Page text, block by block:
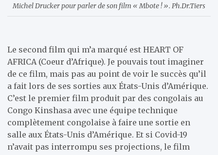
Michel Drucker pour parler de son film « Mbote ! ». Ph.Dr.Tiers
Le second film qui m’a marqué est HEART OF
AFRICA (Coeur d’Afrique). Je pouvais tout imaginer
de ce film, mais pas au point de voir le succès qu’il
a fait lors de ses sorties aux États-Unis d’Amérique.
C’est le premier film produit par des congolais au
Congo Kinshasa avec une équipe technique
complètement congolaise à faire une sortie en
salle aux États-Unis d’Amérique. Et si Covid-19
n’avait pas interrompu ses projections, le film